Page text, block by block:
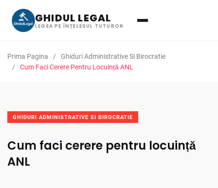
GHIDUL LEGAL
LEGEA PE ÎNȚELESUL TUTUROR
Prima Pagina
Ghiduri Administrative Si Birocratie
Cum Faci Cerere Pentru Locuință ANL
GHIDURI ADMINISTRATIVE SI BIROCRATIE
Cum faci cerere pentru locuință
ANL